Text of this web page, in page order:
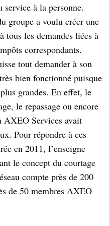
service à la personne.
groupe a voulu créer une
tous les demandes liées à
correspondants.
tout demander à son
bien fonctionné puisque
grandes. En effet, le
le repassage ou encore
AXEO Services avait
Pour répondre à ces
en 2011, l’enseigne
le concept du courtage
compte près de 200
de 50 membres AXEO